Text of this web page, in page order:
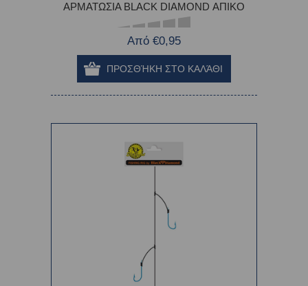
ΑΡΜΑΤΩΣΙΑ BLACK DIAMOND ΑΠΙΚΟ
Από €0,95